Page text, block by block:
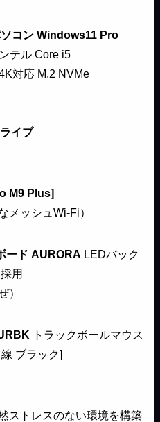
コン Windows11 Pro
テル Core i5
対応 M.2 NVMe
イブ
M9 Plus]
メッシュWi-Fi）
ード AURORA LEDバック
用
）
トラックボールマウス
ブラック]
ストレスのない環境を構築